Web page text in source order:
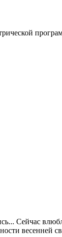
Сейчас
весенней